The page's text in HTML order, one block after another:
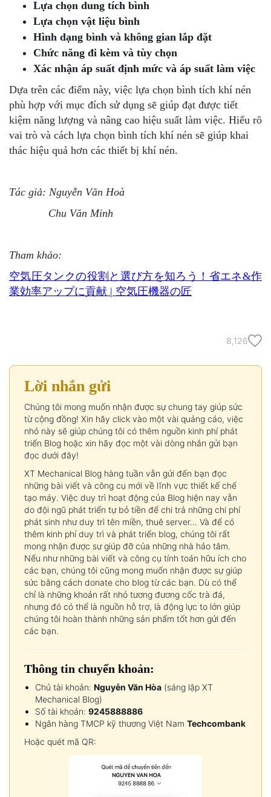
Lựa chọn dung tích bình
Lựa chọn vật liệu bình
Hình dạng bình và không gian lắp đặt
Chức năng đi kèm và tùy chọn
Xác nhận áp suất định mức và áp suất làm việc
Dựa trên các điểm này, việc lựa chọn bình tích khí nén
phù hợp với mục đích sử dụng sẽ giúp đạt được tiết
kiệm năng lượng và nâng cao hiệu suất làm việc. Hiểu rõ
vai trò và cách lựa chọn bình tích khí nén sẽ giúp khai
thác hiệu quả hơn các thiết bị khí nén.
Tác giả: Nguyễn Văn Hoà
Chu Văn Minh
Tham khảo:
空気圧タンクの役割と選び方を知ろう！省エネ&作
業効率アップに貢献 | 空気圧機器の匠
8,126
Lời nhắn gửi
Chúng tôi mong muốn nhận được sự chung tay giúp sức
từ cộng đồng! Xin hãy click vào một vài quảng cáo, việc
nhỏ này sẽ giúp chúng tôi có thêm nguồn kinh phí phát
triển Blog hoặc xin hãy đọc một vài dòng nhắn gửi bạn
đọc dưới đây!
XT Mechanical Blog hàng tuần vẫn gửi đến bạn đọc
những bài viết và công cụ mới về lĩnh vực thiết kế chế
tạo máy. Việc duy trì hoạt động của Blog hiện nay vẫn
do đội ngũ phát triển tự bỏ tiền để chi trả những chi phí
phát sinh như duy trì tên miền, thuê server… Và để có
thêm kinh phí duy trì và phát triển blog, chúng tôi rất
mong nhận được sự giúp đỡ của những nhà hảo tâm.
Nếu như những bài viết và công cụ tính toán hữu ích cho
các bạn, chúng tôi cũng mong muốn nhận được sự giúp
sức bằng cách donate cho blog từ các bạn. Dù có thể
chỉ là những khoản rất nhỏ tương đương cốc trà đá,
nhưng đó có thể là nguồn hỗ trợ, là động lực to lớn giúp
chúng tôi hoàn thành những sản phẩm tốt hơn gửi đến
các bạn.
Thông tin chuyển khoản:
Chủ tài khoản: Nguyễn Văn Hòa (sáng lập XT
Mechanical Blog)
Số tài khoản: 9245888886
Ngân hàng TMCP kỹ thương Việt Nam Techcombank
Hoặc quét mã QR: